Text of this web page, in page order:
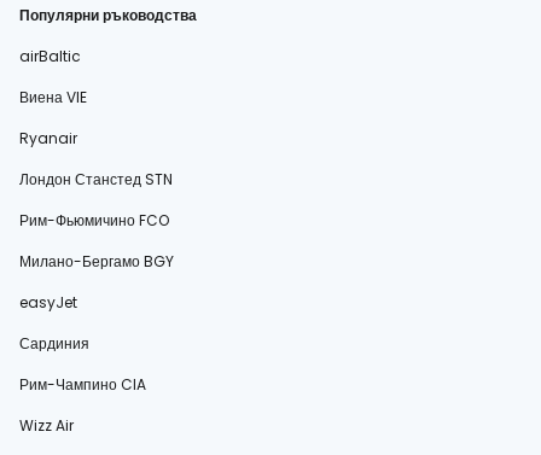
Популярни ръководства
airBaltic
Виена VIE
Ryanair
Лондон Станстед STN
Рим-Фьюмичино FCO
Милано-Бергамо BGY
easyJet
Сардиния
Рим-Чампино CIA
Wizz Air